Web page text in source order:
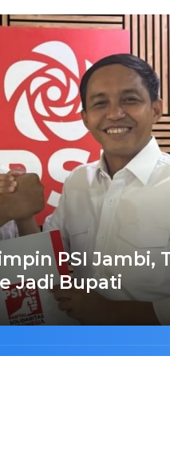
PSI Jambi,
Jadi Bupati